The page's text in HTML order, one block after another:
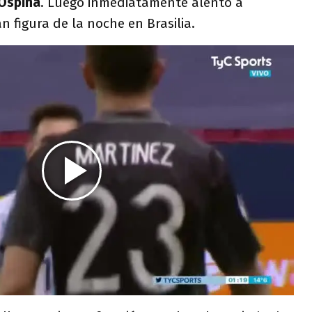
figura de la noche en Brasilia.